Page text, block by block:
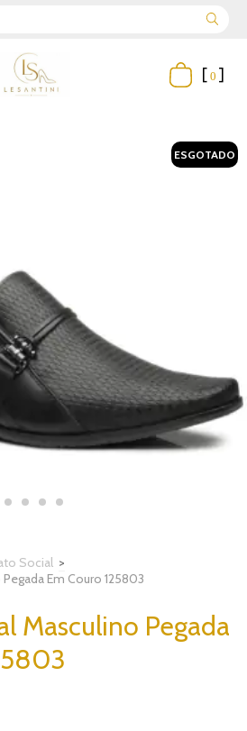
[ 0 ]
ESGOTADO
Social >
Em Couro 125803
Masculino Pegada